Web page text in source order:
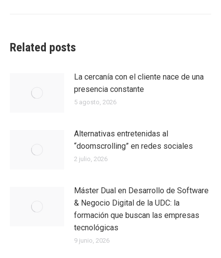
Related posts
La cercanía con el cliente nace de una
presencia constante
5 agosto, 2026
Alternativas entretenidas al
“doomscrolling” en redes sociales
2 julio, 2026
Máster Dual en Desarrollo de Software
& Negocio Digital de la UDC: la
formación que buscan las empresas
tecnológicas
9 junio, 2026